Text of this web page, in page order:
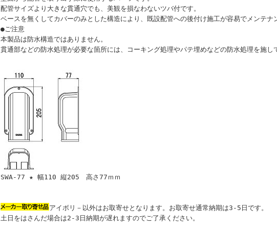
配管サイズより大きな貫通穴でも、美観を損なわないツバ付です。
ベースを無くしてカバーのみとした構造により、既設配管への後付け施工が容易でメンテナ
●ご注意
本製品は防水構造ではありません。
貫通部などの防水処理が必要な箇所には、コーキング処理やパテ埋めなどの防水処理を施し
SWA-77 ★ 幅110 縦205 高さ77ｍｍ
アイボリ－以外はお取寄せとなります。お取寄せ通常納期は3-5日です。
土日をはさんだ場合は2-3日納期が遅れますのでご了承ください。